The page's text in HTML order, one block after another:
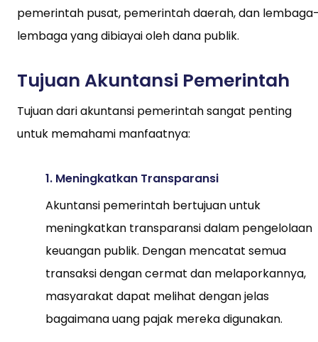
pemerintah pusat, pemerintah daerah, dan
lembaga yang dibiayai oleh dana publik.
Tujuan Akuntansi Pemerintah
Tujuan dari akuntansi pemerintah sangat penting
untuk memahami manfaatnya:
1. Meningkatkan Transparansi
Akuntansi pemerintah bertujuan untuk
meningkatkan transparansi dalam pengelolaan
keuangan publik. Dengan mencatat semua
transaksi dengan cermat dan melaporkannya,
masyarakat dapat melihat dengan jelas
bagaimana uang pajak mereka digunakan.